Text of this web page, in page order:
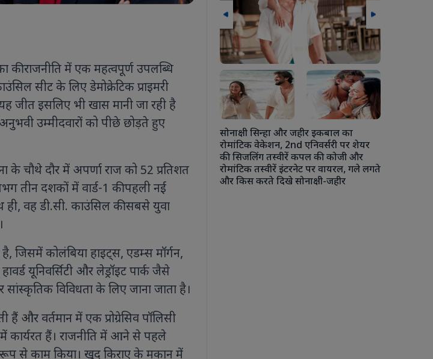
की राजनीति में एक महत्वपूर्ण उपलब्धि
सीट के लिए डेमोक्रेटिक प्राइमरी
जीत इसलिए भी खास मानी जा रही है
उम्मीदवारों को पीछे छोड़ते हुए
के चौथे दौर में अपर्णा राज को 52 प्रतिशत
तीन दशकों में वार्ड-1 की पहली नई
ही, वह डी.सी. काउंसिल की सबसे युवा
है, जिसमें कोलंबिया हाइट्स, एडम्स मॉर्गन,
यूनिवर्सिटी और लेड्रॉइट पार्क जैसे
विविधता के लिए जाना जाता है।
हैं और वर्तमान में एक प्रोग्रेसिव पॉलिसी
हैं। राजनीति में आने से पहले
रूप से काम किया। खुद किराए के मकान में
खान का
ने
एवियन में आयोजित जी7 सम्मेलन के दौरान
विश्व नेताओं के साथ हुई अहम मुलाकात मानव
कल्याण और वैश्विक सहयोग को बढ़ावा देने
पर बनी सहमति।
सोनाक्षी सिन्हा और जहीर इकबाल का
रोमांटिक वेकेशन, 2nd एनिवर्सरी पर शेयर
की सिजलिंग तस्वीरें कपल की कोजी और
रोमांटिक तस्वीरें इंटरनेट पर वायरल, गले लगते
और किस करते दिखे सोनाक्षी-जहीर